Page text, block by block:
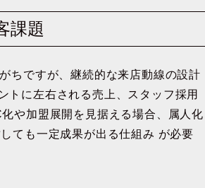
課題
ちですが、継続的な来店動線の設計
トに左右される売上、スタッフ採用
や加盟展開を見据える場合、属人化
ても一定成果が出る仕組み が必要